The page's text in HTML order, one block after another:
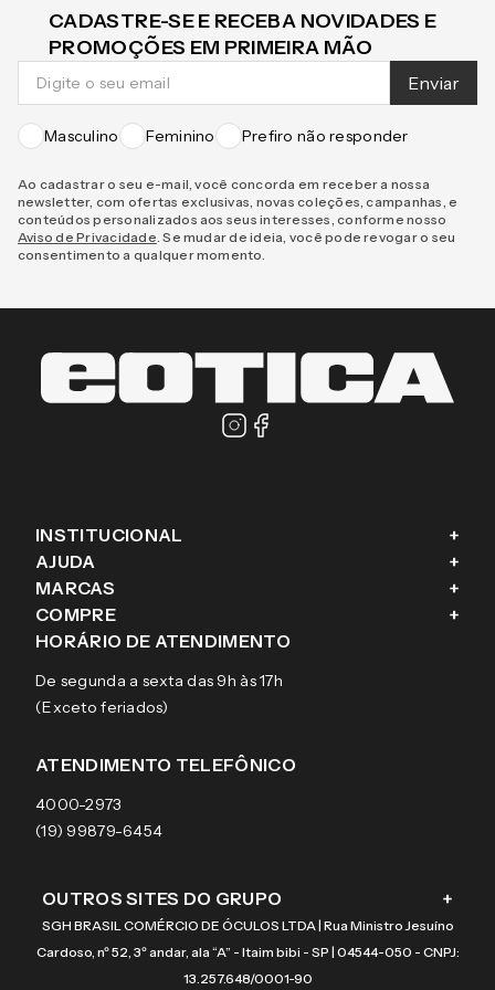
CADASTRE-SE E RECEBA NOVIDADES E
PROMOÇÕES EM PRIMEIRA MÃO
Enviar
Masculino Feminino Prefiro não responder
Ao cadastrar o seu e-mail, você concorda em receber a nossa
newsletter, com ofertas exclusivas, novas coleções, campanhas, e
conteúdos personalizados aos seus interesses, conforme nosso
Aviso de Privacidade . Se mudar de ideia, você pode revogar o seu
consentimento a qualquer momento.
INSTITUCIONAL +
Fale conosco
Blog
Sobre a eÓtica
Aviso de privacidade
Termos e condições de uso
AJUDA +
Como comprar
Trocas e Devoluções
Pagamentos
Garantias
MARCAS +
Ray-Ban
Tecnol
Arnette
Burberry
COMPRE +
Óculos de sol
Lentes de contato
HORÁRIO DE ATENDIMENTO
De segunda a sexta das 9h às 17h
(Exceto feriados)
ATENDIMENTO TELEFÔNICO
4000-2973
(19) 99879-6454
OUTROS SITES DO GRUPO +
SGH BRASIL COMÉRCIO DE ÓCULOS LTDA | Rua Ministro Jesuíno
Cardoso, nº 52, 3º andar, ala “A” - Itaim bibi - SP | 04544-050 - CNPJ:
13.257.648/0001-90